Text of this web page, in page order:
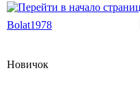
Bolat1978
Новичок